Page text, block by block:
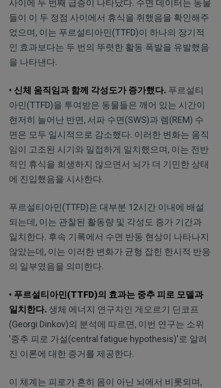
사이에 두 번째 급증이 나타났다. 수면 데이터는 동물
들이 이 두 정점 사이에서 휴식을 취했음을 확인해주
었으며, 이는 푸르설티아민(TTFD)이 하나의 장기적
인 효과보다는 두 번의 뚜렷한 활동 폭발을 유발했음
을 나타낸다.
• 신체 움직임과 함께 각성도가 증가했다. 푸르설티
아민(TTFD)을 투여받은 동물들은 깨어 있는 시간이
현저히 늘어난 반면, 서파 수면(SWS)과 렘(REM) 수
면은 모두 일시적으로 감소했다. 이러한 변화는 움직
임이 고조된 시기와 밀접하게 일치했으며, 이는 전반
적인 휴식을 희생하지 않으면서 뇌가 더 기민한 상태
에 진입했음을 시사한다.
푸르설티아민(TTFD)은 대부분 12시간 이내에 배설
되는데, 이는 관찰된 활동량 및 각성도 증가 기간과
일치한다. 후속 기록에서 수면 반동 현상이 나타나지
않았는데, 이는 이러한 변화가 균형 잡힌 한시적 반응
의 일부였음을 의미한다.
• 푸르설티아민(TTFD)의 효과는 중추 피로 모델과
일치한다. 생체 에너지 연구자인 게오르기 딘코프
(Georgi Dinkov)의 분석에 따르면, 이번 연구는 소위
'중추 피로 가설(central fatigue hypothesis)'로 알려
진 이론에 대한 증거를 제공한다.
이 체계는 피로가 흔히 몸이 아닌 뇌에서 비롯되며,